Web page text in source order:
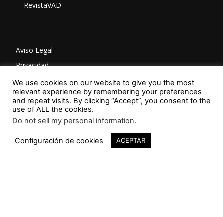
RevistaVAD
Aviso Legal
Privacidad
Política de Cookies
We use cookies on our website to give you the most
relevant experience by remembering your preferences
and repeat visits. By clicking “Accept”, you consent to the
use of ALL the cookies.
Do not sell my personal information.
Configuración de cookies ACEPTAR